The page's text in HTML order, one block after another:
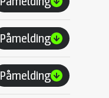
Påmelding
Påmelding